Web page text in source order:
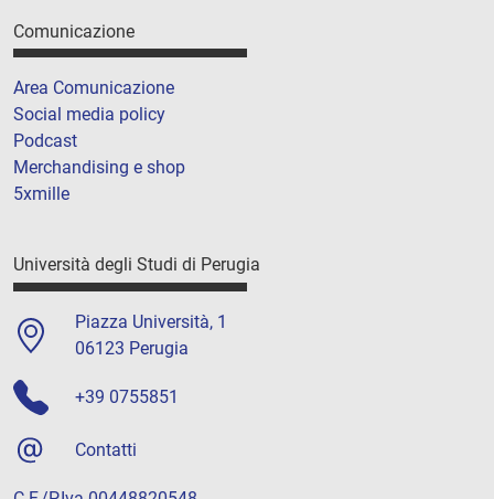
Comunicazione
Area Comunicazione
Social media policy
Podcast
Merchandising e shop
5xmille
Università degli Studi di Perugia
Piazza Università, 1
06123 Perugia
+39 0755851
Contatti